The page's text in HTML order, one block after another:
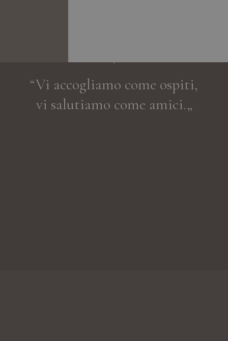
“Vi accogliamo come ospiti,
vi salutiamo come amici.„